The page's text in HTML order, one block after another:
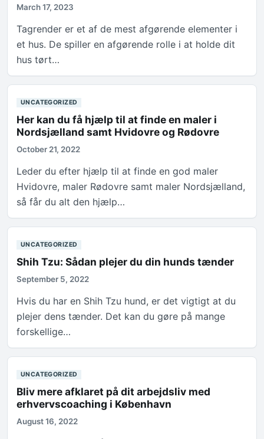
March 17, 2023
Tagrender er et af de mest afgørende elementer i
et hus. De spiller en afgørende rolle i at holde dit
hus tørt…
UNCATEGORIZED
Her kan du få hjælp til at finde en maler i
Nordsjælland samt Hvidovre og Rødovre
October 21, 2022
Leder du efter hjælp til at finde en god maler
Hvidovre, maler Rødovre samt maler Nordsjælland,
så får du alt den hjælp…
UNCATEGORIZED
Shih Tzu: Sådan plejer du din hunds tænder
September 5, 2022
Hvis du har en Shih Tzu hund, er det vigtigt at du
plejer dens tænder. Det kan du gøre på mange
forskellige…
UNCATEGORIZED
Bliv mere afklaret på dit arbejdsliv med
erhvervscoaching i København
August 16, 2022